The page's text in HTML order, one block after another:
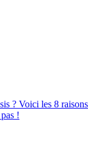
? Voici les 8
!